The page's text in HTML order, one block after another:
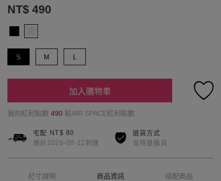
NT$ 490
S M L
加入購物車
我的紅利點數 490 點AIR SPACE紅利點數
宅配 NT$ 80
預計2026-08-12到達
退貨方式
支持退換貨
尺寸說明 商品資訊 搭配商品